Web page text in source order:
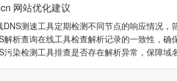
网站优化建议
DNS测速工具定期检测不同节点的响应情况
解析查询在线工具检查解析记录的一致性，确
污染检测工具排查是否存在解析异常，保障域